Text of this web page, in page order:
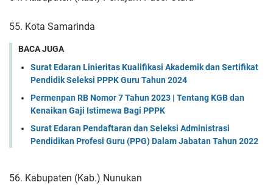
55. Kota Samarinda
BACA JUGA
Surat Edaran Linieritas Kualifikasi Akademik dan Sertifikat
Pendidik Seleksi PPPK Guru Tahun 2024
Permenpan RB Nomor 7 Tahun 2023 | Tentang KGB dan
Kenaikan Gaji Istimewa Bagi PPPK
Surat Edaran Pendaftaran dan Seleksi Administrasi
Pendidikan Profesi Guru (PPG) Dalam Jabatan Tahun 2022
56. Kabupaten (Kab.) Nunukan